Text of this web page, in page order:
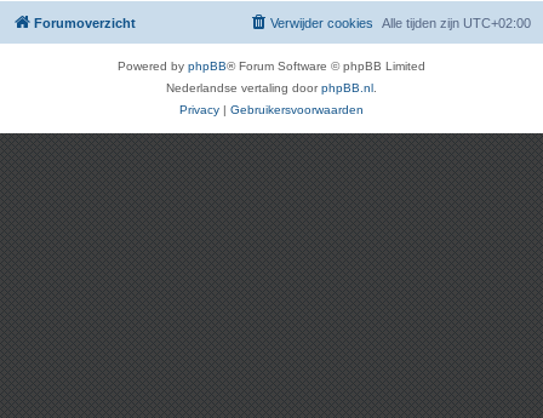
Forumoverzicht Alle tijden zijn UTC+02:00
Verwijder cookies
Powered by phpBB® Forum Software © phpBB Limited
Nederlandse vertaling doorphpBB.nl
Privacy | Gebruikersvoorwaarden